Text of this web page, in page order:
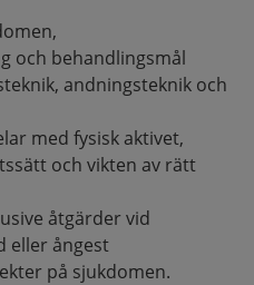
och behandlingsmål
andningsteknik och
med fysisk aktivet,
och vikten av rätt
åtgärder vid
eller ångest
på sjukdomen.